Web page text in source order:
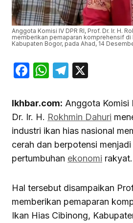
Anggota Komisi IV DPR RI, Prof. Dr. Ir. H.
memberikan pemaparan komprehensif di
Kabupaten Bogor, pada Ahad, 14
Facebook
WhatsApp
Telegram
Ikhbar.com: Anggota Komisi
Dr. Ir. H. Rokhmin Dahuri
industri ikan hias nasional
cerah dan berpotensi
pertumbuhan ekonomi rakyat.
Hal tersebut disampaikan
memberikan pemaparan
Ikan Hias Cibinong,